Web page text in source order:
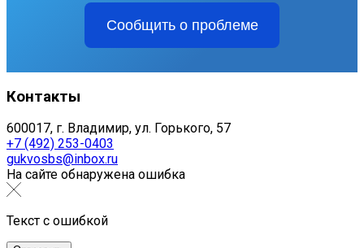
Сообщить о проблеме
Контакты
600017, г. Владимир, ул. Горького, 57
+7 (492) 253-0403
gukvosbs@inbox.ru
На сайте обнаружена ошибка
Текст с ошибкой